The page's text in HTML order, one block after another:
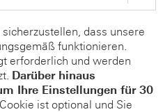
dass unsere
funktionieren.
erforderlich und werden
Darüber hinaus
Ihre Einstellungen für 30
ist optional und Sie